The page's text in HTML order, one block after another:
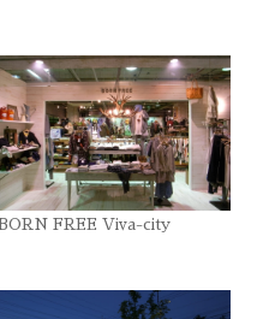
BORN FREE Viva-city